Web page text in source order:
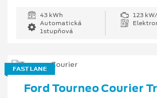
43 kWh
123
Automatická
1stupňová
FAST LANE
Ford Tourneo Courier